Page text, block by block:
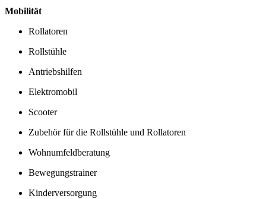
Mobilität
Rollatoren
Rollstühle
Antriebshilfen
Elektromobil
Scooter
Zubehör für die Rollstühle und Rollatoren
Wohnumfeldberatung
Bewegungstrainer
Kinderversorgung